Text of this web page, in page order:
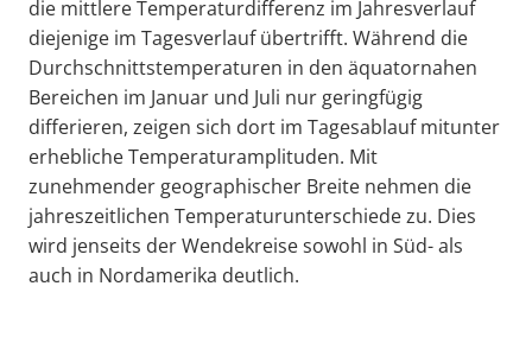
die mittlere Temperaturdifferenz im Jahresverlauf
diejenige im Tagesverlauf übertrifft. Während die
Durchschnittstemperaturen in den äquatornahen
Bereichen im Januar und Juli nur geringfügig
differieren, zeigen sich dort im Tagesablauf mitunter
erhebliche Temperaturamplituden. Mit
zunehmender geographischer Breite nehmen die
jahreszeitlichen Temperaturunterschiede zu. Dies
wird jenseits der Wendekreise sowohl in Süd- als
auch in Nordamerika deutlich.